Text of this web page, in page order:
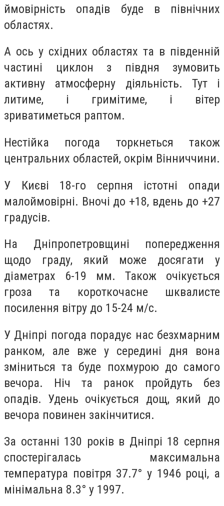
ймовірність опадів буде в північних
областях.
А ось у східних областях та в південній
частині циклон з півдня зумовить
активну атмосферну діяльність. Тут і
литиме, і гримітиме, і вітер
зриватиметься раптом.
Нестійка погода торкнеться також
центральних областей, окрім Вінниччини.
У Києві 18-го серпня істотні опади
малоймовірні. Вночі до +18, вдень до +27
градусів.
На Дніпропетровщині попередження
щодо граду, який може досягати у
діаметрах 6-19 мм. Також очікується
гроза та короткочасне шквалисте
посилення вітру до 15-24 м/с.
У Дніпрі погода порадує нас безхмарним
ранком, але вже у середині дня вона
зміниться та буде похмурою до самого
вечора. Ніч та ранок пройдуть без
опадів. Удень очікується дощ, який до
вечора повинен закінчитися.
За останні 130 років в Дніпрі 18 серпня
спостерігалась максимальна
температура повітря 37.7° у 1946 році, а
мінімальна 8.3° у 1997.